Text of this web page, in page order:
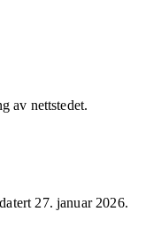
av nettstedet.
27. januar 2026.